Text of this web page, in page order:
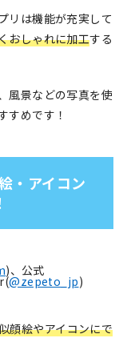
リは機能が充実して
おしゃれに加工する
風景などの写真を使
めです！
・アイコン
)、公式
@zepeto_jp)
顔絵やアイコンにで